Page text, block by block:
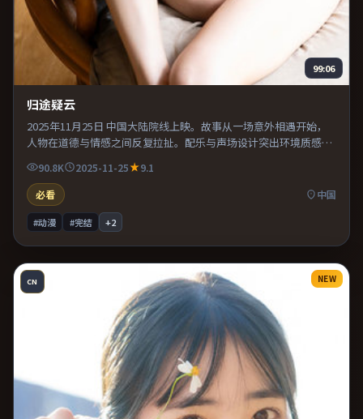
99:06
归途疑云
2025年11月25日 中国大陆院线上映。故事从一场意外相遇开始，
人物在道德与情感之间反复拉扯。配乐与声场设计突出环境质感，
使观众更易沉浸其中。片尾留白意味深长，值得二刷细品台词与构
图。
90.8K 2025-11-25
9.1
必看
中国
#动漫 #完结 +2
CN NEW